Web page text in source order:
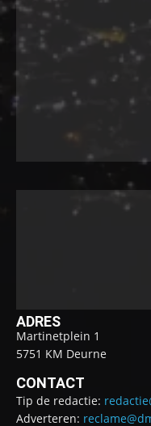
ADRES
Martinetplein 1
5751 KM Deurne
CONTACT
Tip de redactie:
Adverteren: